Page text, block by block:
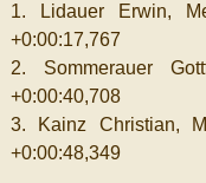
1. Lidauer Erwin,
+0:00:17,767
2. Sommerauer
+0:00:40,708
3. Kainz Christian,
+0:00:48,349